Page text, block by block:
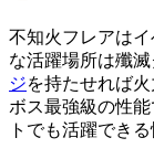
不知火フレアは
な活躍場所は殲滅
ジを持たせれば
ボス最強級の性
トでも活躍できる